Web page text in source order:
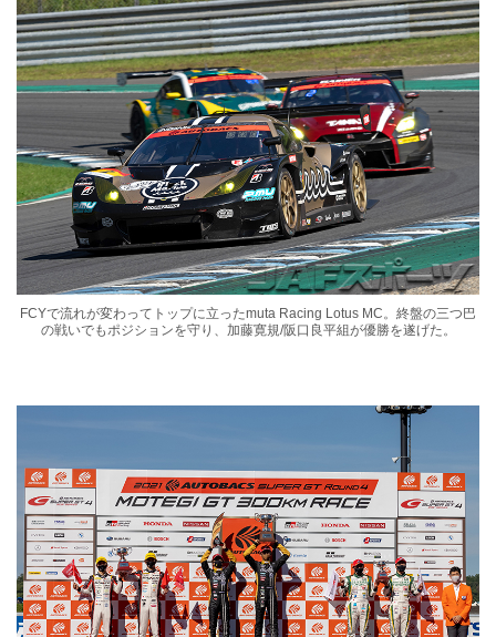
FCYで流れが変わってトップに立ったmuta Racing Lotus MC。終盤の三つ巴
の戦いでもポジションを守り、加藤寛規/阪口良平組が優勝を遂げた。